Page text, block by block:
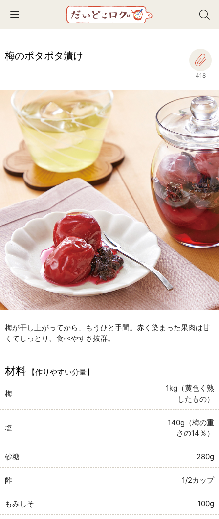
Toggle navigation
梅のポタポタ漬け
418
梅が干し上がってから、もうひと手間。赤く染まった果肉は甘
くてしっとり、食べやすさ抜群。
材料 【作りやすい分量】
梅
1kg（黄色く熟
したもの）
塩
140g（梅の重
さの14％）
砂糖 280g
酢 1/2カップ
もみしそ 100g